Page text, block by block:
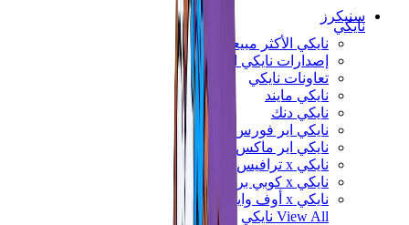
سنيكرز
نايكي
نايكي الأكثر مبيعاً
إصدارات نايكي الجديدة
تعاونات نايكي
نايكي مايند
نايكي دنك
نايكي اير فورس 1
نايكي اير ماكس
نايكي x ترافيس سكوت
نايكي x كوبي براينت
نايكي x أوف وايت
View All نايكي